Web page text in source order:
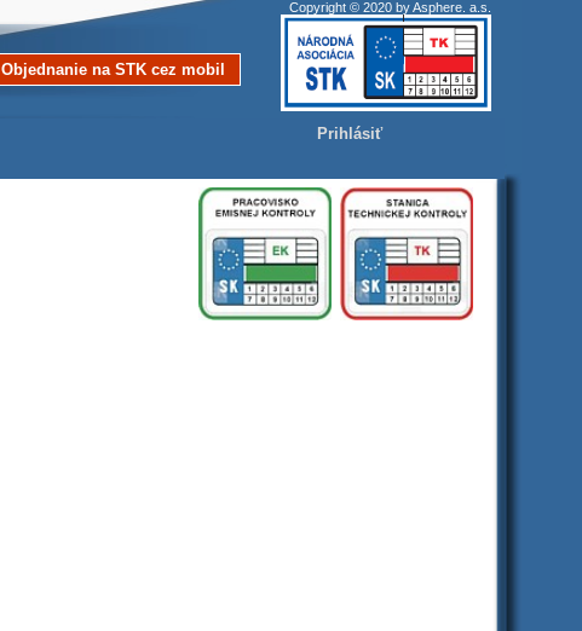
Prihlásiť
Copyright © 2020 by Asphere. a.s.
Objednanie na STK cez mobil